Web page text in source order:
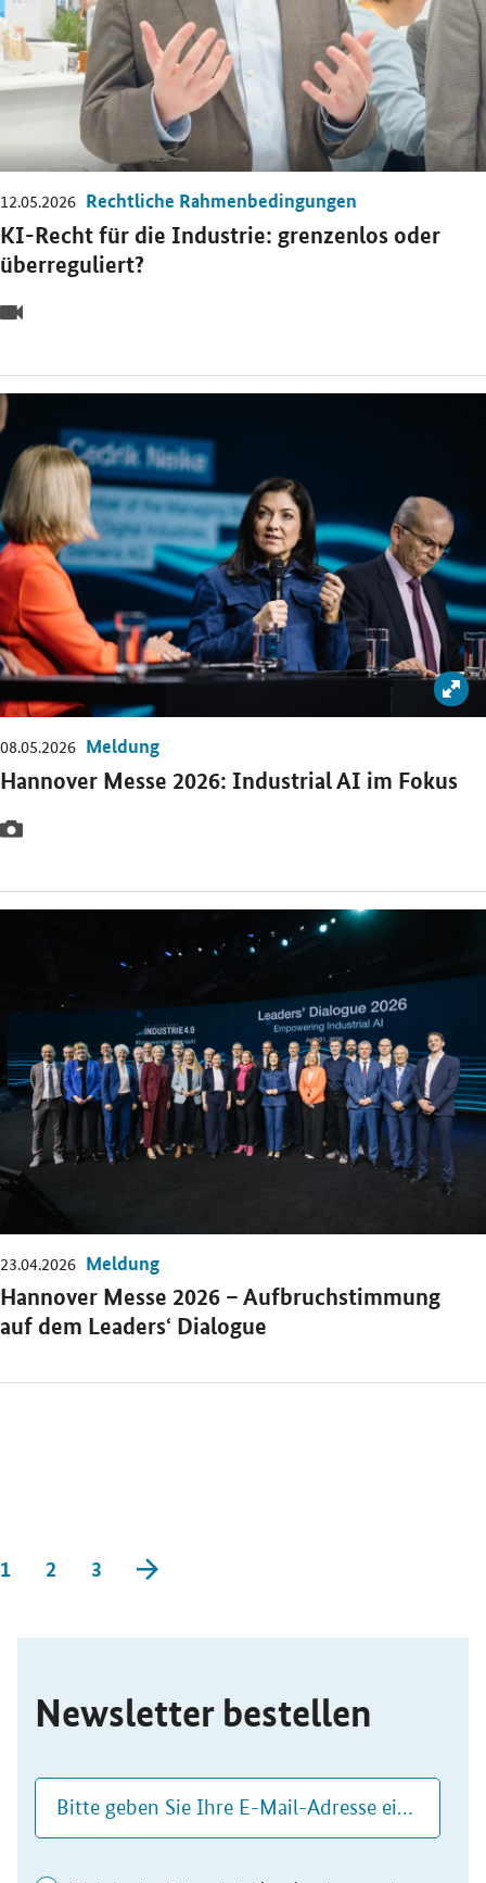
12.05.2026 Rechtliche Rahmenbedingungen
KI-Recht für die Industrie: grenzenlos oder
überreguliert?
Video
08.05.2026 Meldung
Hannover Messe 2026: Industrial AI im Fokus
Bilderstrecke
Öffnet Einzelsicht
23.04.2026 Meldung
Hannover Messe 2026 – Aufbruchstimmung
auf dem Leaders‘ Dialogue
1 2 3 vorwärts blättern
Newsletter bestellen